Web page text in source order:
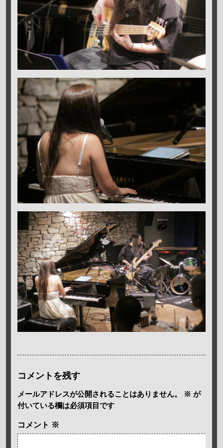
コメントを残す
メールアドレスが公開されることはありません。 ※ が
付いている欄は必須項目です
コメント ※